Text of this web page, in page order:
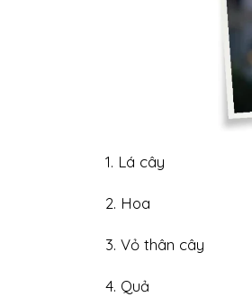
1. Lá cây
2. Hoa
3. Vỏ thân cây
4. Quả